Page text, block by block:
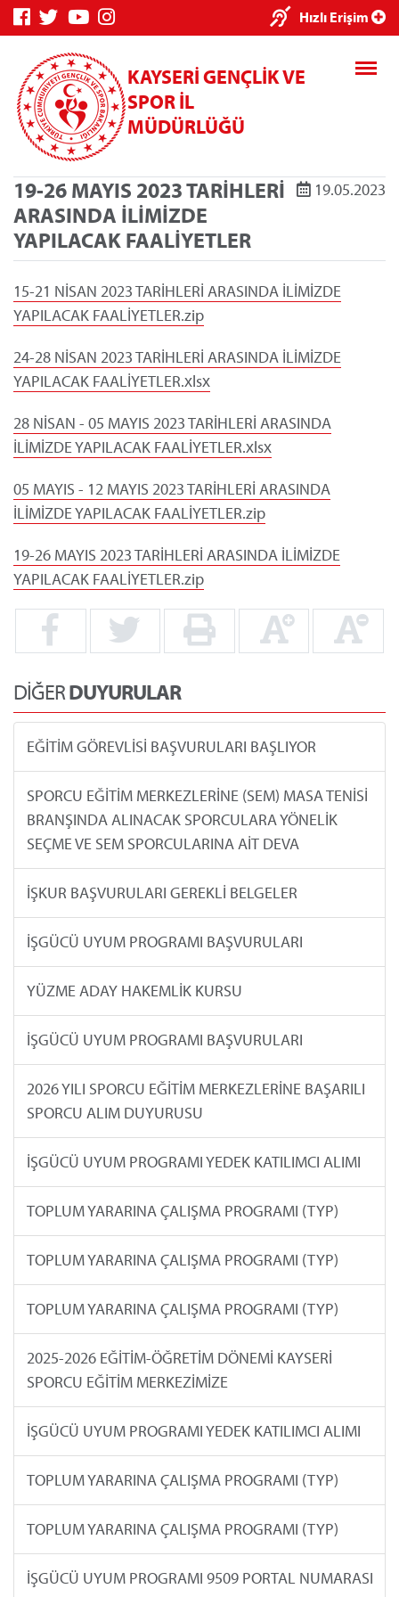
Hızlı Erişim
KAYSERİ GENÇLİK VE
SPOR İL
MÜDÜRLÜĞÜ
19-26 MAYIS 2023 TARİHLERİ
ARASINDA İLİMİZDE
YAPILACAK FAALİYETLER
19.05.2023
15-21 NİSAN 2023 TARİHLERİ ARASINDA İLİMİZDE
YAPILACAK FAALİYETLER.zip
24-28 NİSAN 2023 TARİHLERİ ARASINDA İLİMİZDE
YAPILACAK FAALİYETLER.xlsx
28 NİSAN - 05 MAYIS 2023 TARİHLERİ ARASINDA
İLİMİZDE YAPILACAK FAALİYETLER.xlsx
05 MAYIS - 12 MAYIS 2023 TARİHLERİ ARASINDA
İLİMİZDE YAPILACAK FAALİYETLER.zip
19-26 MAYIS 2023 TARİHLERİ ARASINDA İLİMİZDE
YAPILACAK FAALİYETLER.zip
DİĞERDUYURULAR
EĞİTİM GÖREVLİSİ BAŞVURULARI BAŞLIYOR
SPORCU EĞİTİM MERKEZLERİNE (SEM) MASA TENİSİ
BRANŞINDA ALINACAK SPORCULARA YÖNELİK
SEÇME VE SEM SPORCULARINA AİT DEVA
İŞKUR BAŞVURULARI GEREKLİ BELGELER
İŞGÜCÜ UYUM PROGRAMI BAŞVURULARI
YÜZME ADAY HAKEMLİK KURSU
İŞGÜCÜ UYUM PROGRAMI BAŞVURULARI
2026 YILI SPORCU EĞİTİM MERKEZLERİNE BAŞARILI
SPORCU ALIM DUYURUSU
İŞGÜCÜ UYUM PROGRAMI YEDEK KATILIMCI ALIMI
TOPLUM YARARINA ÇALIŞMA PROGRAMI (TYP)
TOPLUM YARARINA ÇALIŞMA PROGRAMI (TYP)
TOPLUM YARARINA ÇALIŞMA PROGRAMI (TYP)
2025-2026 EĞİTİM-ÖĞRETİM DÖNEMİ KAYSERİ
SPORCU EĞİTİM MERKEZİMİZE
İŞGÜCÜ UYUM PROGRAMI YEDEK KATILIMCI ALIMI
TOPLUM YARARINA ÇALIŞMA PROGRAMI (TYP)
TOPLUM YARARINA ÇALIŞMA PROGRAMI (TYP)
İŞGÜCÜ UYUM PROGRAMI 9509 PORTAL NUMARASI
×
Genç Bilgi
Sistemi
Spor Bilgi
Sistemi
Kredi/Yurt
Ödeme